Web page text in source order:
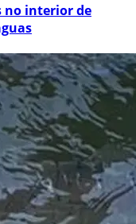
no interior de